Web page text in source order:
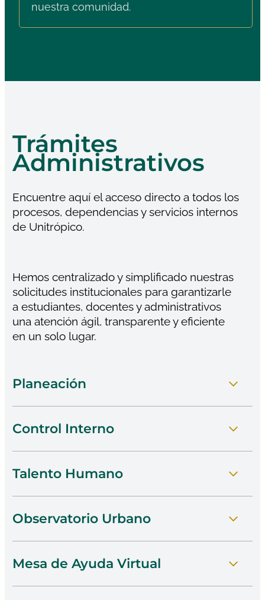
nuestra comunidad.
Trámites
Administrativos
Encuentre aquí el acceso directo a todos los
procesos, dependencias y servicios internos
de Unitrópico.
Hemos centralizado y simplificado nuestras
solicitudes institucionales para garantizarle
a estudiantes, docentes y administrativos
una atención ágil, transparente y eficiente
en un solo lugar.
Planeación
Ir A Planitone
Control Interno
Conocer Control Interno
Talento Humano
Visitar Talento Humano
Observatorio Urbano
Acceder Al Observatorio
Mesa de Ayuda Virtual